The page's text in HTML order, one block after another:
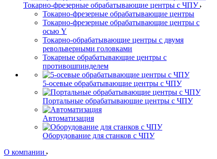
Токарно-фрезерные обрабатывающие центры с ЧПУ
Токарно-фрезерные обрабатывающие центры
Токарно-фрезерные обрабатывающие центры с
осью Y
Токарно-обрабатывающие центры c двумя
револьверными головками
Токарные обрабатывающие центры с
противошпинделем
5-осевые обрабатывающие центры с ЧПУ
Портальные обрабатывающие центры с ЧПУ
Автоматизация
Оборудование для станков с ЧПУ
О компании